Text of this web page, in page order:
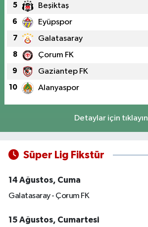
5 Beşiktaş
6 Eyüpspor
7 Galatasaray
8 Çorum FK
9 Gaziantep FK
10 Alanyaspor
Detaylar için tıklayın
Süper Lig Fikstür
14 Ağustos, Cuma
Galatasaray - Çorum FK
15 Ağustos, Cumartesi